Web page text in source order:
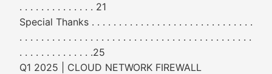
. . . . . . . . . . . . . . 21
Special Thanks . . . . . . . . . . . . . . . . . . . . . . . . . . . . . .
. . . . . . . . . . . . . . . . . . . . . . . . . . . . . . . . . . . . . . . . . . .
. . . . . . . . . . . . . .25
Q1 2025 | CLOUD NETWORK FIREWALL